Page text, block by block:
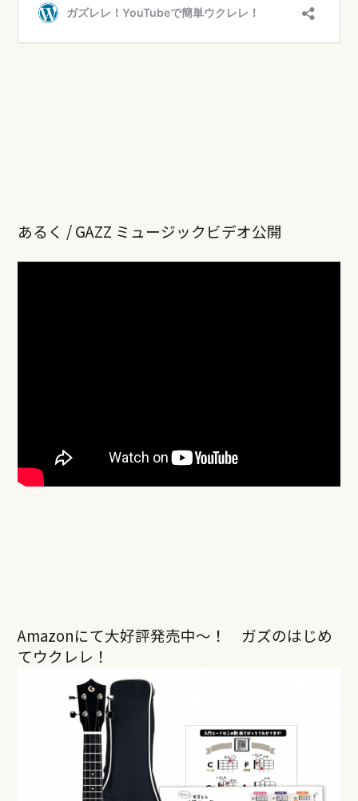
あるく / GAZZ ミュージックビデオ公開
Amazonにて大好評発売中〜！ ガズのはじめ
てウクレレ！